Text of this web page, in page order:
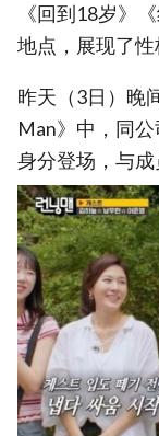
《回到18岁》
地点，展现了性
昨天（3日）晚
Man》中，同
身分登场，与成